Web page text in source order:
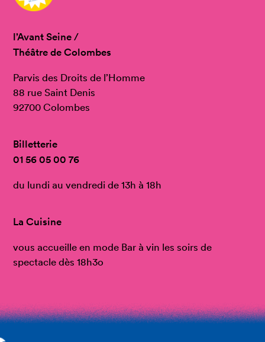
l’Avant Seine /
Théâtre de Colombes
Parvis des Droits de l’Homme
88 rue Saint Denis
92700 Colombes
Billetterie
01 56 05 00 76
du lundi au vendredi de 13h à 18h
La Cuisine
vous accueille en mode Bar à vin les soirs de
spectacle dès 18h3o